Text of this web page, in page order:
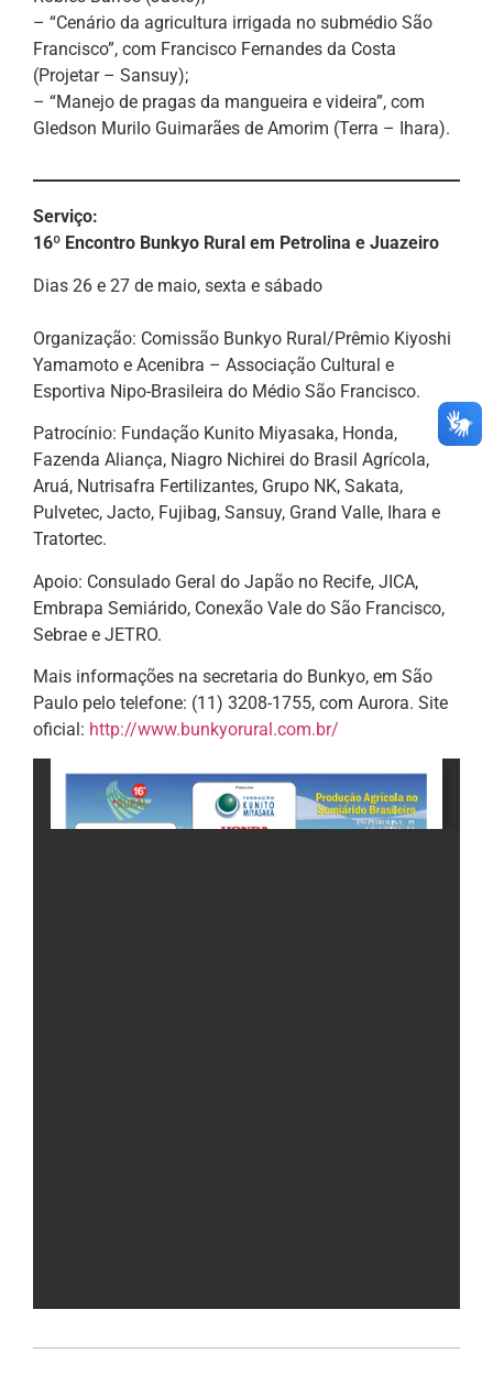
– “Cenário da agricultura irrigada no submédio São
Francisco”, com Francisco Fernandes da Costa
(Projetar – Sansuy);
– “Manejo de pragas da mangueira e videira”, com
Gledson Murilo Guimarães de Amorim (Terra – Ihara).
Serviço:
16º Encontro Bunkyo Rural em Petrolina e Juazeiro
Dias 26 e 27 de maio, sexta e sábado
Organização: Comissão Bunkyo Rural/Prêmio Kiyoshi
Yamamoto e Acenibra – Associação Cultural e
Esportiva Nipo-Brasileira do Médio São Francisco.
Patrocínio: Fundação Kunito Miyasaka, Honda,
Fazenda Aliança, Niagro Nichirei do Brasil Agrícola,
Aruá, Nutrisafra Fertilizantes, Grupo NK, Sakata,
Pulvetec, Jacto, Fujibag, Sansuy, Grand Valle, Ihara e
Tratortec.
Apoio: Consulado Geral do Japão no Recife, JICA,
Embrapa Semiárido, Conexão Vale do São Francisco,
Sebrae e JETRO.
Mais informações na secretaria do Bunkyo, em São
Paulo pelo telefone: (11) 3208-1755, com Aurora. Site
oficial: http://www.bunkyorural.com.br/